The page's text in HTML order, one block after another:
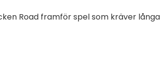
Road framför spel som kräver långa